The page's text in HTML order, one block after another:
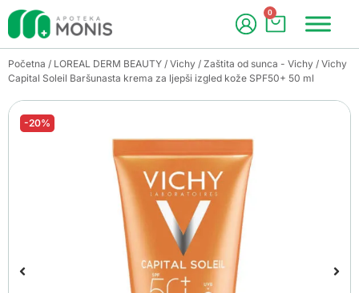
0
Početna / LOREAL DERM BEAUTY / Vichy / Zaštita od sunca - Vichy / Vichy
Capital Soleil Baršunasta krema za ljepši izgled kože SPF50+ 50 ml
-20%